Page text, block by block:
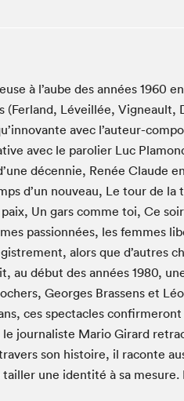
La
du livre
Le Salon
Liseur
Matinées
Narra
Vitrine
bleu au
à l’aube des années 1960
(Fer­land, Léveil­lée, Vigneault,
avec l’au­teur-
avec le paroli­er Luc
décen­nie, Renée Claude
d’un nou­veau, Le tour de la
Un gars comme toi, Ce
pas­sion­nées, les femmes
alors que d’autres
au début des années 1980,
Georges Brassens et
ces spec­ta­cles
jour­nal­iste Mario Girard
son his­toire, il racon­te
une iden­tité à sa